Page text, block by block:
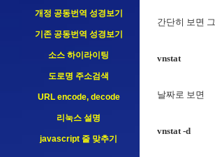
개정 공동번역 성경보기
기존 공동번역 성경보기
소스 하이라이팅
도로명 주소검색
URL encode, decode
리눅스 설명
javascript 줄 맞추기
간단히 보면
vnstat
날짜로 보면
vnstat -d